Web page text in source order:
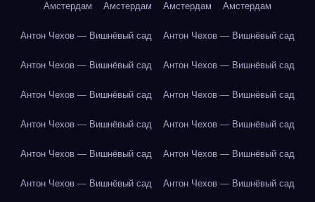
Амстердам Амстердам Амстердам Амстердам
Антон Чехов — Вишнёвый сад Антон Чехов — Вишнёвый сад
Антон Чехов — Вишнёвый сад Антон Чехов — Вишнёвый сад
Антон Чехов — Вишнёвый сад Антон Чехов — Вишнёвый сад
Антон Чехов — Вишнёвый сад Антон Чехов — Вишнёвый сад
Антон Чехов — Вишнёвый сад Антон Чехов — Вишнёвый сад
Антон Чехов — Вишнёвый сад Антон Чехов — Вишнёвый сад